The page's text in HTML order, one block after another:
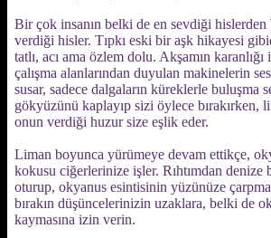
Bir çok insanın belki de en sevdiği
verdiği hisler. Tıpkı eski bir aşk hikayesi
tatlı, acı ama özlem dolu. Akşamın
çalışma alanlarından duyulan makinelerin
susar, sadece dalgaların küreklerle buluşma
gökyüzünü kaplayıp sizi öylece bırakırken,
onun verdiği huzur size eşlik eder.
Liman boyunca yürümeye devam ettikçe,
kokusu ciğerlerinize işler. Rıhtımdan denize
oturup, okyanus esintisinin yüzünüze
bırakın düşüncelerinizin uzaklara, belki de
kaymasına izin verin.